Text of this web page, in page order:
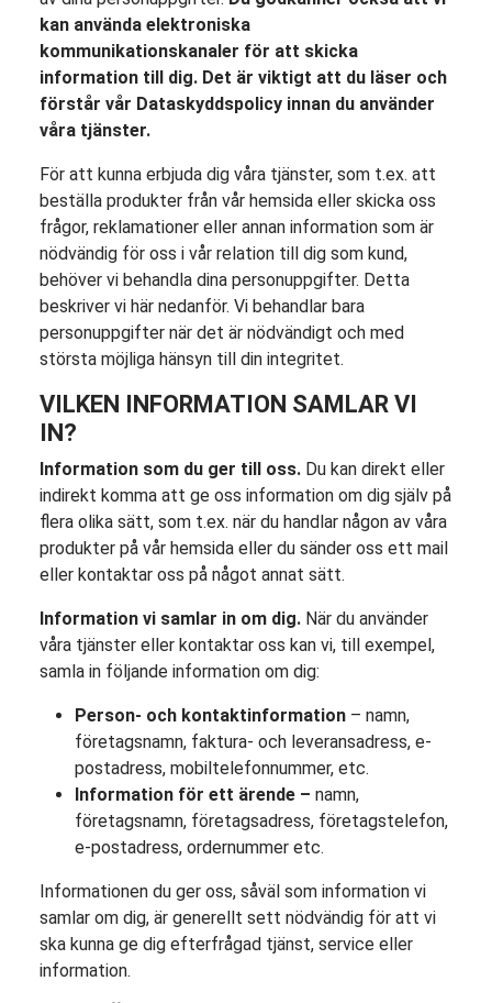
kan använda elektroniska
kommunikationskanaler för att skicka
information till dig. Det är viktigt att du läser och
förstår vår Dataskyddspolicy innan du använder
våra tjänster.
För att kunna erbjuda dig våra tjänster, som t.ex. att
beställa produkter från vår hemsida eller skicka oss
frågor, reklamationer eller annan information som är
nödvändig för oss i vår relation till dig som kund,
behöver vi behandla dina personuppgifter. Detta
beskriver vi här nedanför. Vi behandlar bara
personuppgifter när det är nödvändigt och med
största möjliga hänsyn till din integritet.
VILKEN INFORMATION SAMLAR VI
IN?
Information som du ger till oss. Du kan direkt eller
indirekt komma att ge oss information om dig själv på
flera olika sätt, som t.ex. när du handlar någon av våra
produkter på vår hemsida eller du sänder oss ett mail
eller kontaktar oss på något annat sätt.
Information vi samlar in om dig. När du använder
våra tjänster eller kontaktar oss kan vi, till exempel,
samla in följande information om dig:
Person- och kontaktinformation – namn,
företagsnamn, faktura- och leveransadress, e-
postadress, mobiltelefonnummer, etc.
Information för ett ärende – namn,
företagsnamn, företagsadress, företagstelefon,
e-postadress, ordernummer etc.
Informationen du ger oss, såväl som information vi
samlar om dig, är generellt sett nödvändig för att vi
ska kunna ge dig efterfrågad tjänst, service eller
information.